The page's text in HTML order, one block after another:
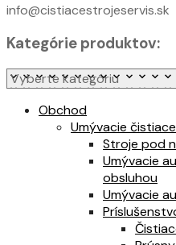
info@cistiacestrojeservis.sk
Kategórie produktov:
Obchod
Umývacie
Stroje pod
Umývacie
obsluhou
Umývacie